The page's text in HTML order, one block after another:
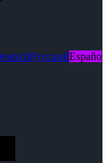
РусскийEspaño